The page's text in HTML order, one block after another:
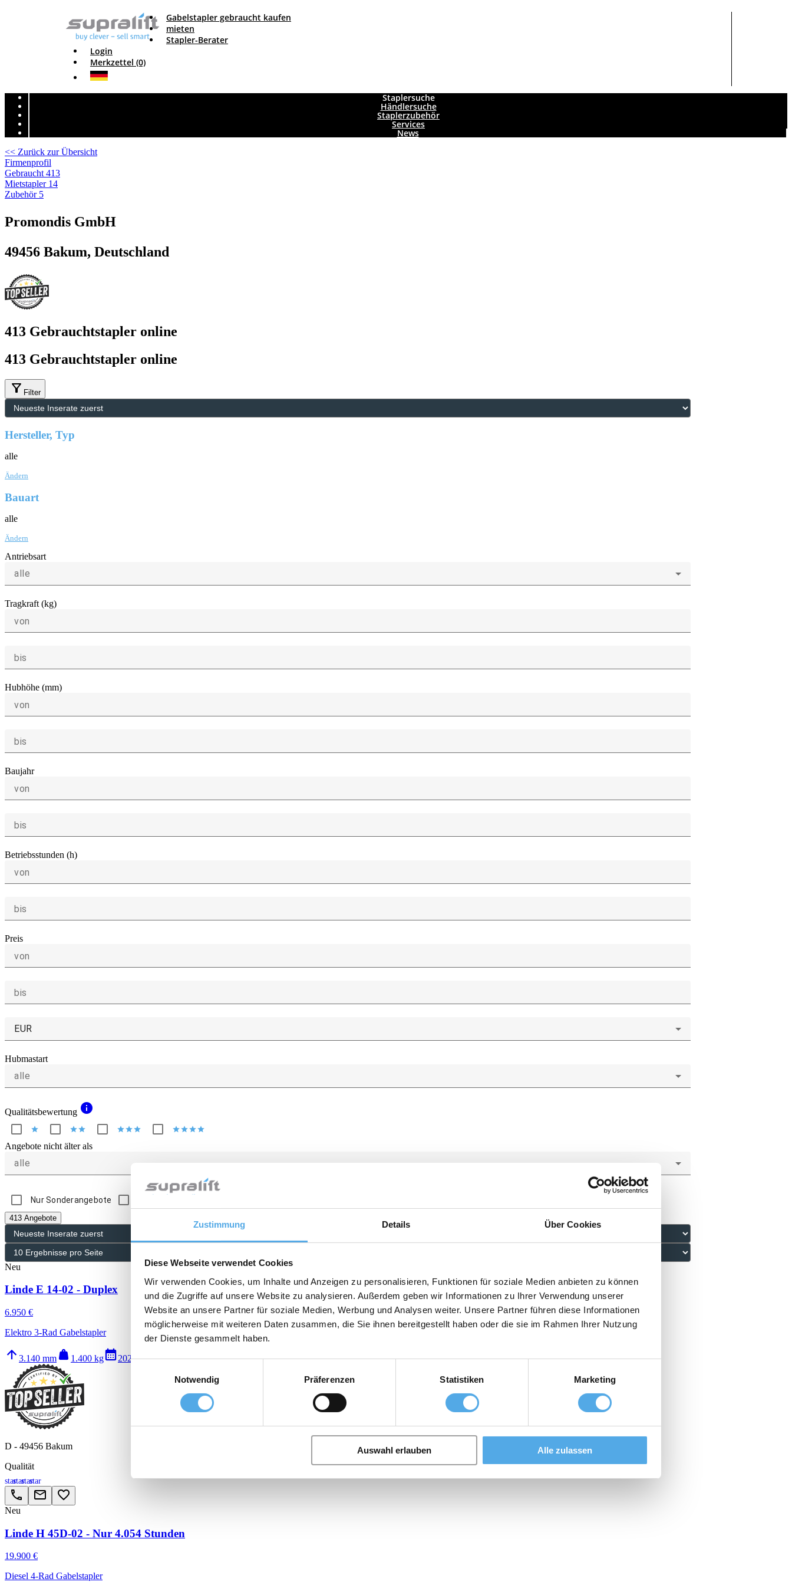
Zustimmung Details Über Cookies
Diese Webseite verwendet Cookies
Wir verwenden Cookies, um Inhalte und Anzeigen zu personalisieren, Funktionen für soziale Medien anbieten zu können
und die Zugriffe auf unsere Website zu analysieren. Außerdem geben wir Informationen zu Ihrer Verwendung unserer
Website an unsere Partner für soziale Medien, Werbung und Analysen weiter. Unsere Partner führen diese Informationen
möglicherweise mit weiteren Daten zusammen, die Sie ihnen bereitgestellt haben oder die sie im Rahmen Ihrer Nutzung
der Dienste gesammelt haben.
Einwilligungsauswahl
Notwendig
Präferenzen Statistiken Marketing
Auswahl erlauben Alle zulassen
Gabelstapler gebraucht kaufen
mieten
Stapler-Berater
Login
Merkzettel (0)
Staplersuche
Händlersuche
Staplerzubehör
Services
News
<< Zurück zur Übersicht
Firmenprofil
Gebraucht 413
Mietstapler14
Zubehör5
Promondis GmbH
49456 Bakum, Deutschland
413 Gebrauchtstapler online
413 Gebrauchtstapler online
filter_alt Filter
Hersteller, Typ
alle
Ändern
Bauart
alle
Ändern
Antriebsart
alle
Tragkraft (kg)
von
bis
Hubhöhe (mm)
von
bis
Baujahr
von
bis
Betriebsstunden (h)
von
bis
Preis
von
bis
EUR
Hubmastart
alle
Qualitätsbewertung info
star starstar starstarstar starstarstarstar
Angebote nicht älter als
alle
Nur Sonderangebote
413 Angebote
Neu
Linde E 14-02 - Duplex
6.950 €
Elektro 3-Rad Gabelstapler
arrow_upward 3.140 mm weight 1.400 kgcalendar_month2020history_211.365 h
D - 49456 Bakum
Qualität
starstarstarstar
call email favorite_border
Neu
Linde H 45D-02 - Nur 4.054 Stunden
19.900 €
Diesel 4-Rad Gabelstapler